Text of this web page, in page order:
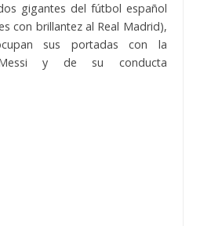
gigantes del fútbol español
con brillantez al Real Madrid),
sus portadas con la
y de su conducta